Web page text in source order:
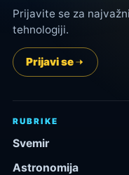
Prijavite se za
tehnologiji.
Prijavi se
RUBRIKE
Svemir
Astronomija